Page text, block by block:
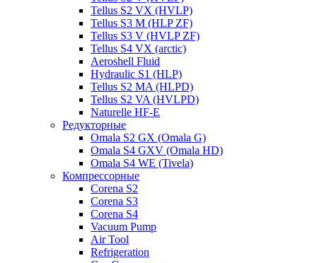
Tellus S2 VX (HVLP)
Tellus S3 M (HLP ZF)
Tellus S3 V (HVLP ZF)
Tellus S4 VX (arctic)
Aeroshell Fluid
Hydraulic S1 (HLP)
Tellus S2 MA (HLPD)
Tellus S2 VA (HVLPD)
Naturelle HF-E
Редукторные
Omala S2 GX (Omala G)
Omala S4 GXV (Omala HD)
Omala S4 WE (Tivela)
Компрессорные
Corena S2
Corena S3
Corena S4
Vacuum Pump
Air Tool
Refrigeration